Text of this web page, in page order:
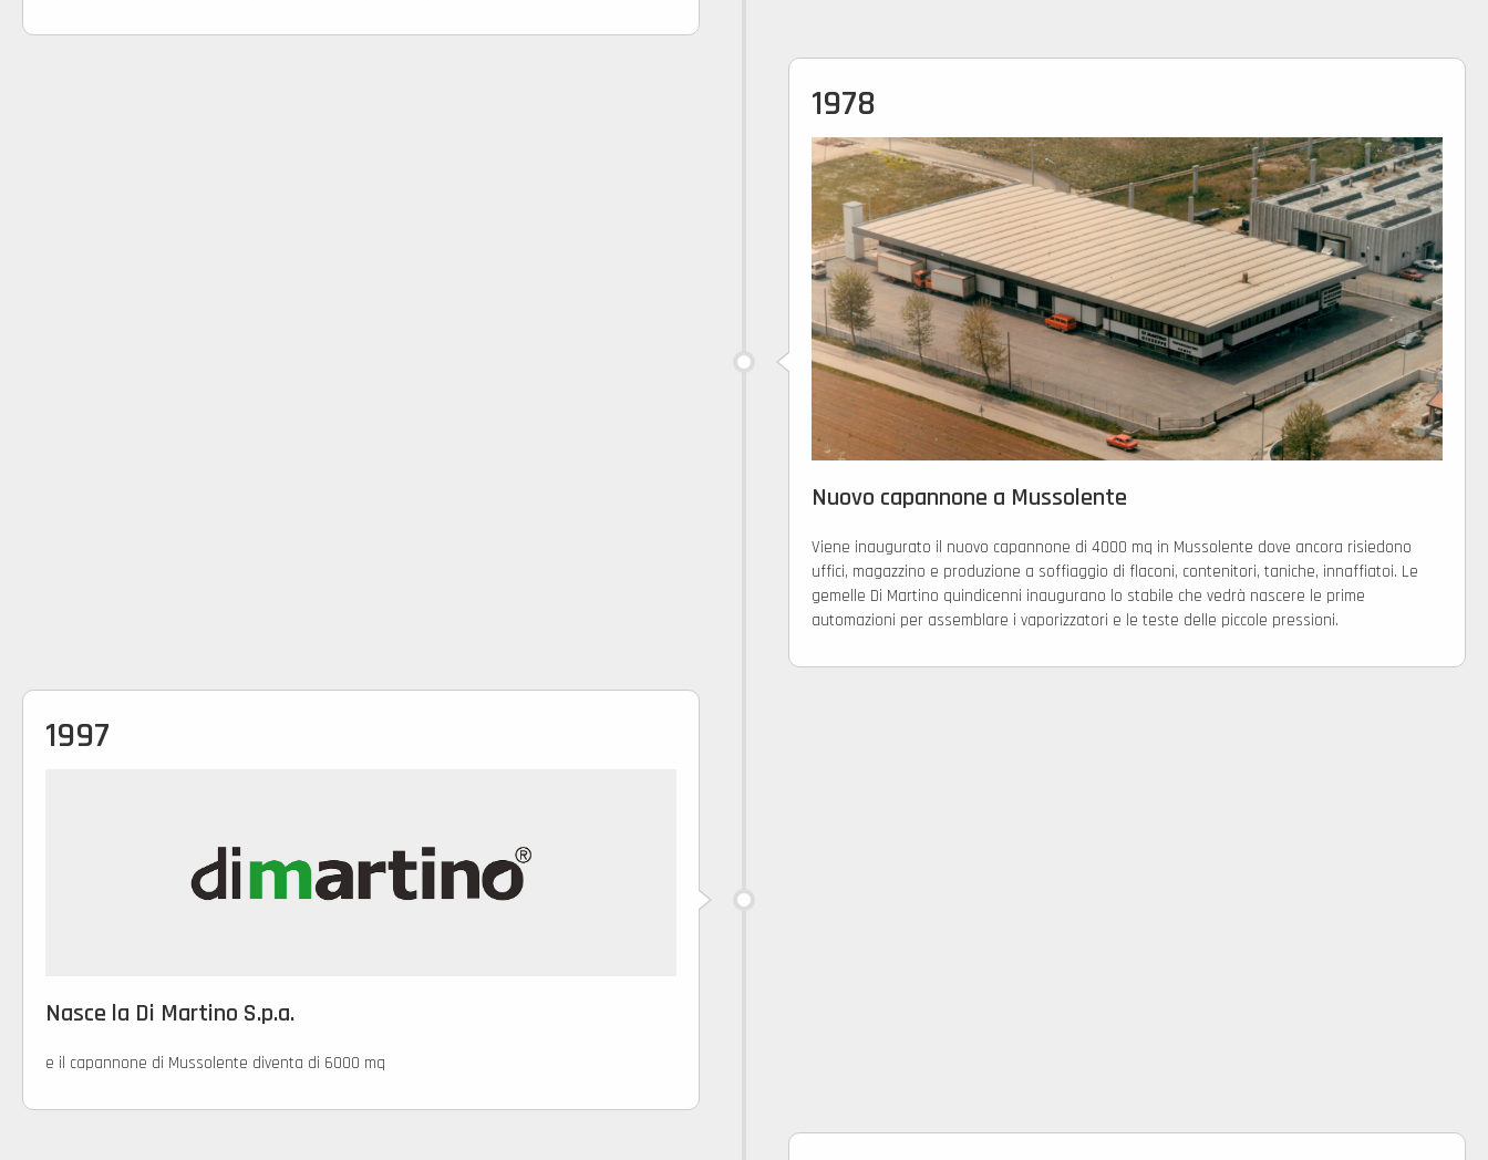
1978
Nuovo capannone a Mussolente
Viene inaugurato il nuovo capannone di 4000 mq in Mussolente dove ancora risiedono
uffici, magazzino e produzione a soffiaggio di flaconi, contenitori, taniche, innaffiatoi. Le
gemelle Di Martino quindicenni inaugurano lo stabile che vedrà nascere le prime
automazioni per assemblare i vaporizzatori e le teste delle piccole pressioni.
1997
Nasce la Di Martino S.p.a.
e il capannone di Mussolente diventa di 6000 mq